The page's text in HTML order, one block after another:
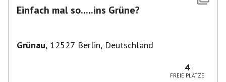
Einfach mal so.....ins Grüne?
Grünau, 12527 Berlin, Deutschland
4
FREIE PLÄTZE